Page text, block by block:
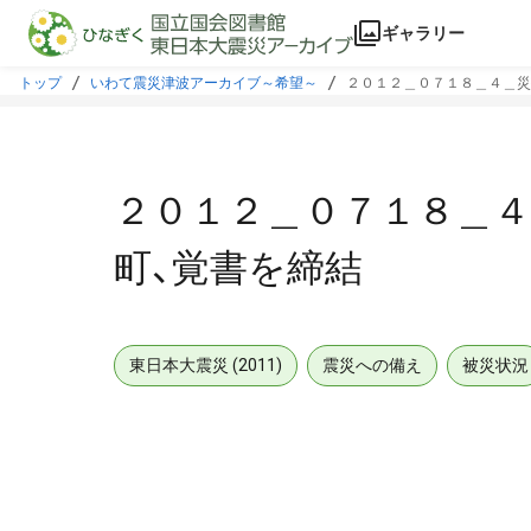
本文に飛ぶ
ギャラリー
トップ いわて震災津波アーカイブ～希望～ ２０１２＿０７１８＿４＿
２０１２＿０７１８＿
町、覚書を締結
東日本大震災 (2011) 震災への備え 被災状況